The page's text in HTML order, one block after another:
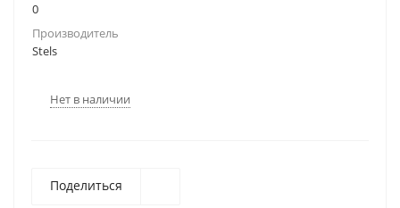
0
Производитель
Stels
Нет в наличии
Поделиться